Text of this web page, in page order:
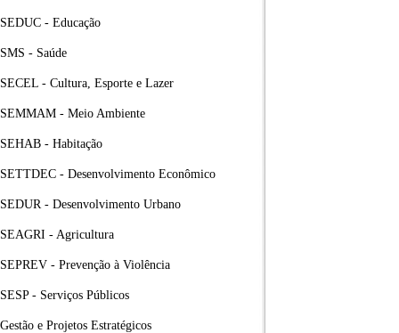
SEDUC - Educação
SMS - Saúde
SECEL - Cultura, Esporte e Lazer
SEMMAM - Meio Ambiente
SEHAB - Habitação
SETTDEC - Desenvolvimento Econômico
SEDUR - Desenvolvimento Urbano
SEAGRI - Agricultura
SEPREV - Prevenção à Violência
SESP - Serviços Públicos
Gestão e Projetos Estratégicos